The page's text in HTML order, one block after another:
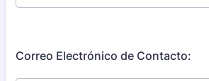
Correo Electrónico de Contacto: